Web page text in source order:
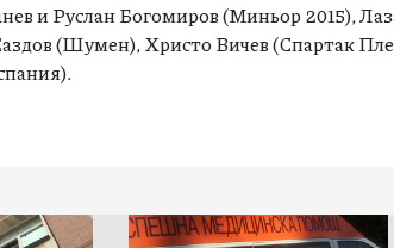
и Руслан Богомиров (Миньор 2015),
(Шумен), Христо Вичев (Спартак